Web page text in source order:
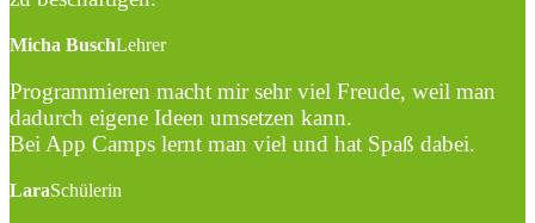
Micha BuschLehrer
Programmieren macht mir sehr viel Freude, weil man
dadurch eigene Ideen umsetzen kann.
Bei App Camps lernt man viel und hat Spaß dabei.
LaraSchülerin